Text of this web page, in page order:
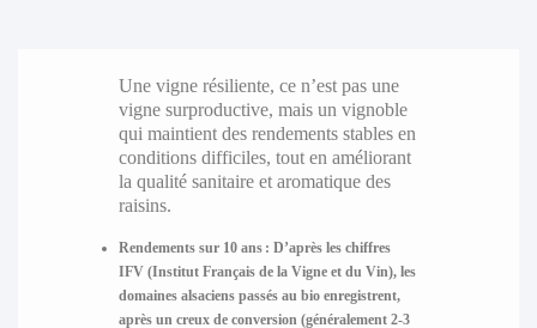
Une vigne résiliente, ce n’est pas une
vigne surproductive, mais un vignoble
qui maintient des rendements stables en
conditions difficiles, tout en améliorant
la qualité sanitaire et aromatique des
raisins.
Rendements sur 10 ans : D’après les chiffres
IFV (Institut Français de la Vigne et du Vin), les
domaines alsaciens passés au bio enregistrent,
après un creux de conversion (généralement 2-3